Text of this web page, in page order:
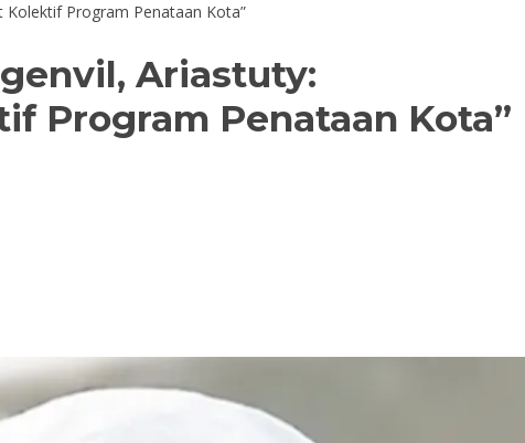
Kolektif Program Penataan Kota”
Ariastuty:
Program Penataan Kota”